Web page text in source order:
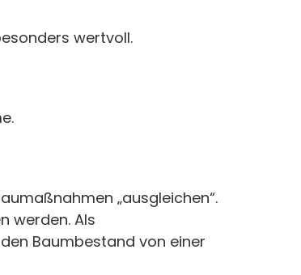
wertvoll.
„ausgleichen“.
werden. Als
Baumbestand von einer